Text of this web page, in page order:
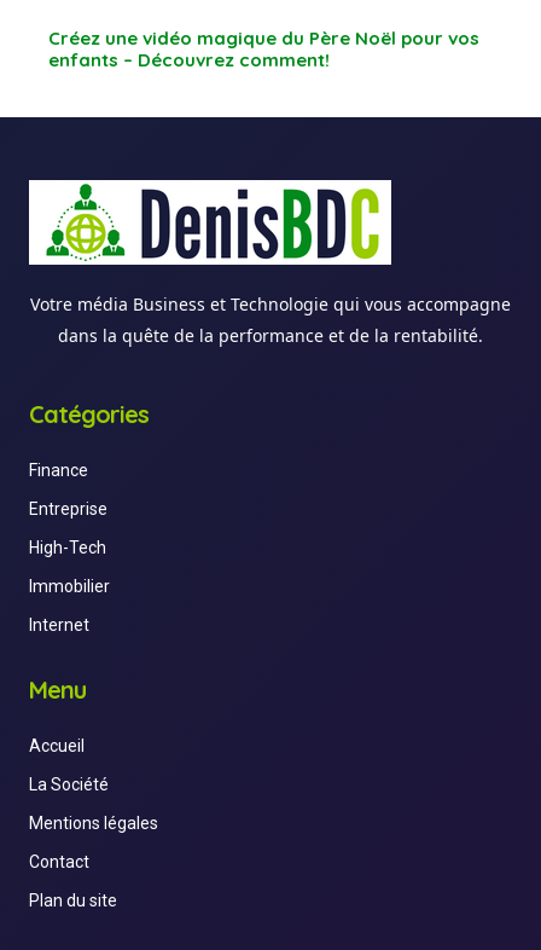
Créez une vidéo magique du Père Noël pour vos
enfants – Découvrez comment!
Votre média Business et Technologie qui vous accompagne
dans la quête de la performance et de la rentabilité.
Catégories
Finance
Entreprise
High-Tech
Immobilier
Internet
Menu
Accueil
La Société
Mentions légales
Contact
Plan du site